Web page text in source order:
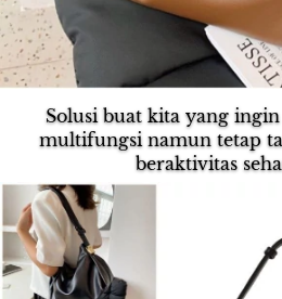
Solusi buat kita yang
multifungsi namun tetap
beraktivitas